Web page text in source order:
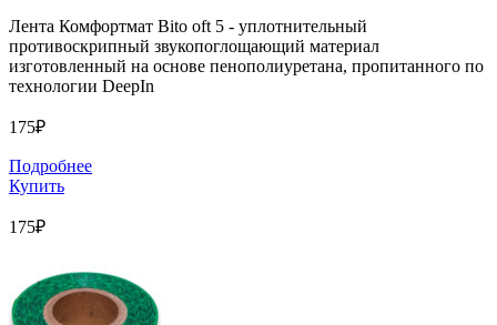
Лента Комфортмат Bito oft 5 - уплотнительный
противоскрипный звукопоглощающий материал
изготовленный на основе пенополиуретана, пропитанного по
технологии DeepIn
175₽
Подробнее
Купить
175₽